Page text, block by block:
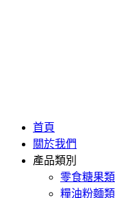
首頁
關於我們
產品類別
零食糖果類
糧油粉麵類